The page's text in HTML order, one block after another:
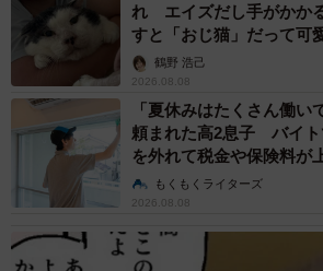
れ エイズだし手がかか
すと「おじ猫」だって可
鶴野 浩己
2026.08.08
「夏休みはたくさん働い
頼まれた高2息子 バイト
を外れて税金や保険料が
説】もくもくライターズ
2026.08.08